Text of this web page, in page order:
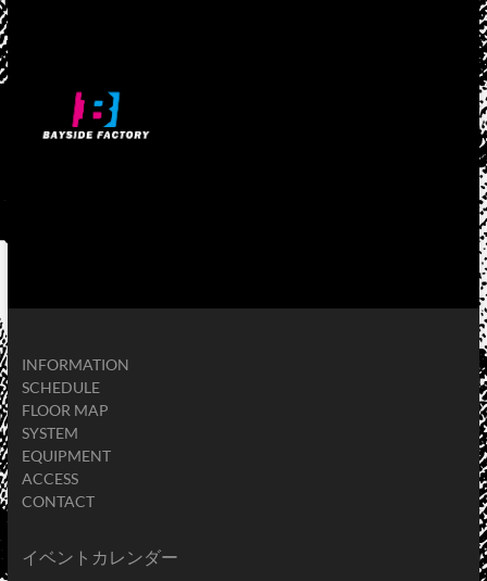
INFORMATION
SCHEDULE
FLOOR MAP
SYSTEM
EQUIPMENT
ACCESS
CONTACT
イベントカレンダー